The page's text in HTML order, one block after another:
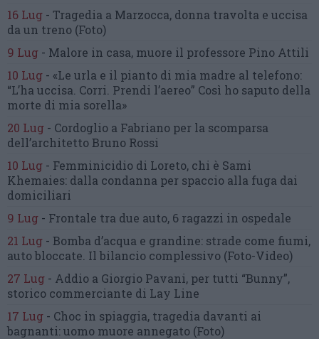
16 Lug - Tragedia a Marzocca, donna travolta e uccisa
da un treno (Foto)
9 Lug - Malore in casa, muore il professore Pino Attili
10 Lug - «Le urla e il pianto di mia madre al telefono:
“L’ha uccisa. Corri. Prendi l’aereo” Così ho saputo della
morte di mia sorella»
20 Lug - Cordoglio a Fabriano per la scomparsa
dell’architetto Bruno Rossi
10 Lug - Femminicidio di Loreto, chi è Sami
Khemaies: dalla condanna per spaccio alla fuga dai
domiciliari
9 Lug - Frontale tra due auto, 6 ragazzi in ospedale
21 Lug - Bomba d’acqua e grandine: strade come fiumi,
auto bloccate. Il bilancio complessivo (Foto-Video)
27 Lug - Addio a Giorgio Pavani, per tutti “Bunny”,
storico commerciante di Lay Line
17 Lug - Choc in spiaggia, tragedia davanti ai
bagnanti:uomo muore annegato (Foto)